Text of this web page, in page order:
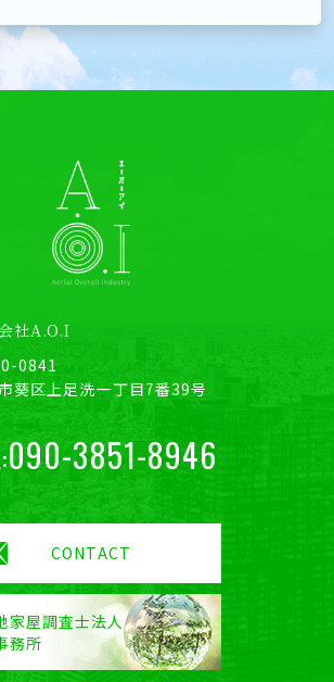
社A.O.I
0841
葵区上足洗一丁目7番39号
090-3851-8946
CONTACT
家屋調査士法人
務所